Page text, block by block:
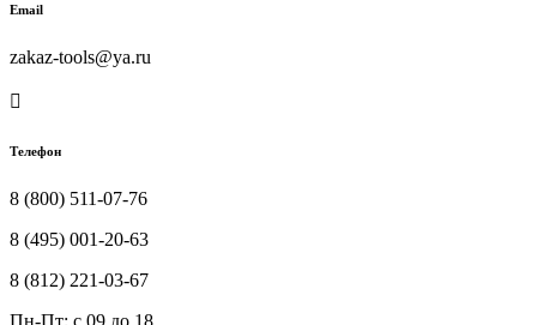
Email
zakaz-tools@ya.ru

Телефон
8 (800) 511-07-76
8 (495) 001-20-63
8 (812) 221-03-67
Пн-Пт: c 09 до 18